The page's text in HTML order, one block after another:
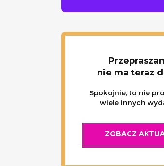
nie ma teraz
Spokojnie, to nie
wiele innych
ZOBACZ